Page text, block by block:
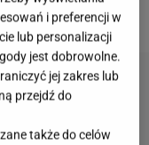
i preferencji w
lub personalizacji
jest dobrowolne.
jej zakres lub
przejdź do
także do celów